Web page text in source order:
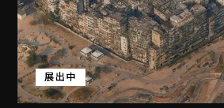
展出中